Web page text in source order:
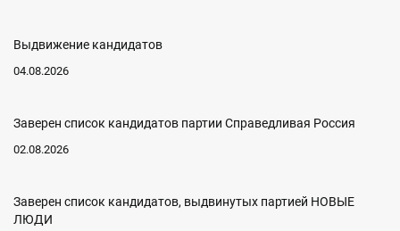
Выдвижение кандидатов
04.08.2026
Заверен список кандидатов партии Справедливая Россия
02.08.2026
Заверен список кандидатов, выдвинутых партией НОВЫЕ
ЛЮДИ